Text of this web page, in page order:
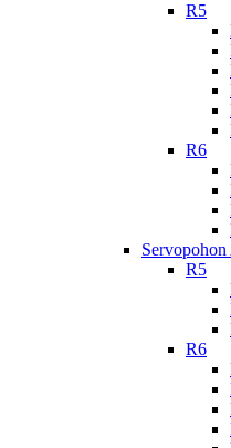
R5
R6
R5
R6